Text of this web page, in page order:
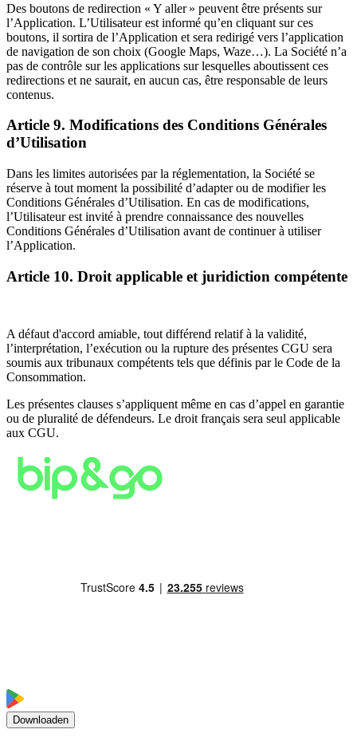
Des boutons de redirection « Y aller » peuvent être présents sur
l’Application. L’Utilisateur est informé qu’en cliquant sur ces
boutons, il sortira de l’Application et sera redirigé vers l’application
de navigation de son choix (Google Maps, Waze…). La Société n’a
pas de contrôle sur les applications sur lesquelles aboutissent ces
redirections et ne saurait, en aucun cas, être responsable de leurs
contenus.
Article 9. Modifications des Conditions Générales
d’Utilisation
Dans les limites autorisées par la réglementation, la Société se
réserve à tout moment la possibilité d’adapter ou de modifier les
Conditions Générales d’Utilisation. En cas de modifications,
l’Utilisateur est invité à prendre connaissance des nouvelles
Conditions Générales d’Utilisation avant de continuer à utiliser
l’Application.
Article 10. Droit applicable et juridiction compétente
A défaut d'accord amiable, tout différend relatif à la validité,
l’interprétation, l’exécution ou la rupture des présentes CGU sera
soumis aux tribunaux compétents tels que définis par le Code de la
Consommation.
Les présentes clauses s’appliquent même en cas d’appel en garantie
ou de pluralité de défendeurs. Le droit français sera seul applicable
aux CGU.
Downloaden